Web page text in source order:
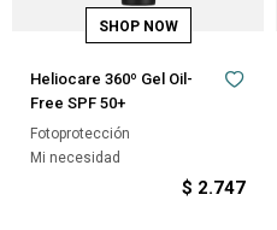
Heliocare 360º Gel Oil-
Free SPF 50+
Fotoprotección
Mi necesidad
$ 2.747